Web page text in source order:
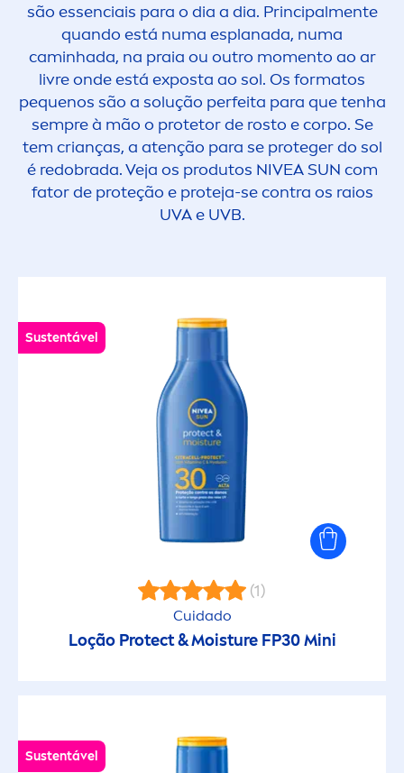
são essenciais para o dia a dia. Principalmente
quando está numa esplanada, numa
caminhada, na praia ou outro momento ao ar
livre onde está exposta ao sol. Os formatos
pequenos são a solução perfeita para que tenha
sempre à mão o protetor de rosto e corpo. Se
tem crianças, a atenção para se proteger do sol
é redobrada. Veja os produtos NIVEA SUN com
fator de proteção e proteja-se contra os raios
UVA e UVB.
Sustentável
(1)
Cuidado
Loção Protect& Moisture FP30 Mini
Sustentável